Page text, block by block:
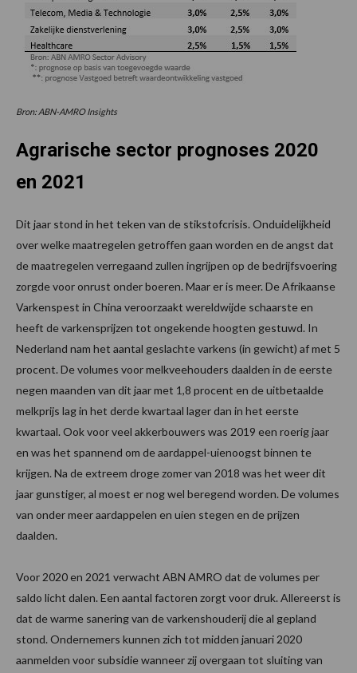
Bron: ABN-AMRO Insights
Agrarische sector prognoses 2020
en 2021
Dit jaar stond in het teken van de stikstofcrisis. Onduidelijkheid
over welke maatregelen getroffen gaan worden en de angst dat
de maatregelen verregaand zullen ingrijpen op de bedrijfsvoering
zorgde voor onrust onder boeren. Maar er is meer. De Afrikaanse
Varkenspest in China veroorzaakt wereldwijde schaarste en
heeft de varkensprijzen tot ongekende hoogten gestuwd. In
Nederland nam het aantal geslachte varkens (in gewicht) af met 5
procent. De volumes voor melkveehouders daalden in de eerste
negen maanden van dit jaar met 1,8 procent en de uitbetaalde
melkprijs lag in het derde kwartaal lager dan in het eerste
kwartaal. Ook voor veel akkerbouwers was 2019 een roerig jaar
en was het spannend om de aardappel-uienoogst binnen te
krijgen. Na de extreem droge zomer van 2018 was het weer dit
jaar gunstiger, al moest er nog wel beregend worden. De volumes
van onder meer aardappelen en uien stegen en de prijzen
daalden.
Voor 2020 en 2021 verwacht ABN AMRO dat de volumes per
saldo licht dalen. Een aantal factoren zorgt voor druk. Allereerst is
dat de warme sanering van de varkenshouderij die al gepland
stond. Ondernemers kunnen zich tot midden januari 2020
aanmelden voor subsidie wanneer zij overgaan tot sluiting van